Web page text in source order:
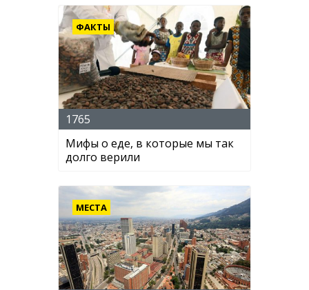
ФАКТЫ
1765
Мифы о еде, в которые мы так
долго верили
МЕСТА